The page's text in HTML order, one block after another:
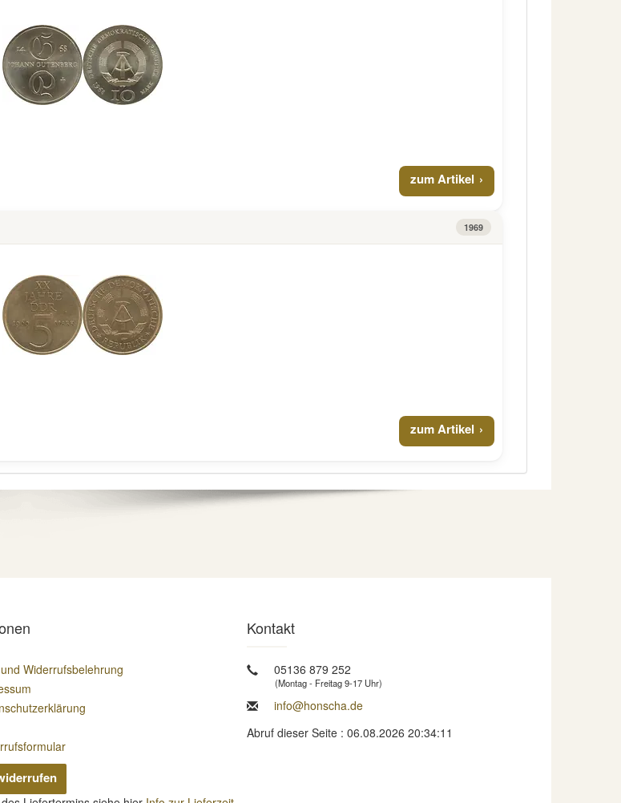
zum Artikel
1969
zum Artikel
Widerrufsbelehrung
Kontakt
05136 879 252
(Montag - Freitag 9-17 Uhr)
info@honscha.de
Abruf dieser Seite : 06.08.2026 20:34:11